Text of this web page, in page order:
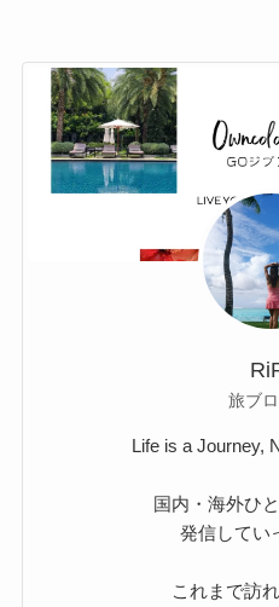
旅ブ
Life is a Journey,
国内・海外ひ
発信してい
これまで訪